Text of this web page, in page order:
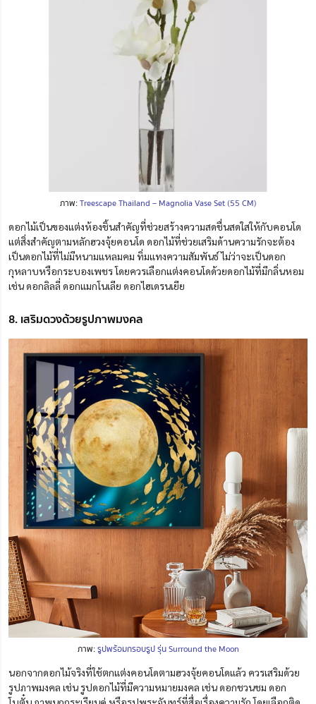
ภาพ:Treescape Thailand – Magnolia Vase Set (55 CM)
ดอกไม้เป็นของแต่งห้องชิ้นสำคัญที่ช่วยสร้างความสดชื่นสดใสให้กับคอนโด
แต่สิ่งสำคัญตามหลักฮวงจุ้ยคอนโด ดอกไม้ที่ช่วยเสริมด้านความรักจะต้อง
เป็นดอกไม้ที่ไม่มีหนามแหลมคม ทิ่มแทงความสัมพันธ์ ไม่ว่าจะเป็นดอก
กุหลาบหรือกระบองเพชร โดยควรเลือกแต่งคอนโดด้วยดอกไม้ที่มีกลิ่นหอม
เช่น ดอกลิลลี่ ดอกแมกโนเลีย ดอกไฮเดรนเยีย
8. เสริมดวงด้วยรูปภาพมงคล
ภาพ:รูปพร้อมกรอบรูป รุ่น Surround the Moon
นอกจากดอกไม้จริงที่ใช้ตกแต่งคอนโดตามฮวงจุ้ยคอนโดแล้ว ควรเสริมด้วย
รูปภาพมงคล เช่น รูปดอกไม้ที่มีความหมายมงคล เช่น ดอกชวนชม ดอก